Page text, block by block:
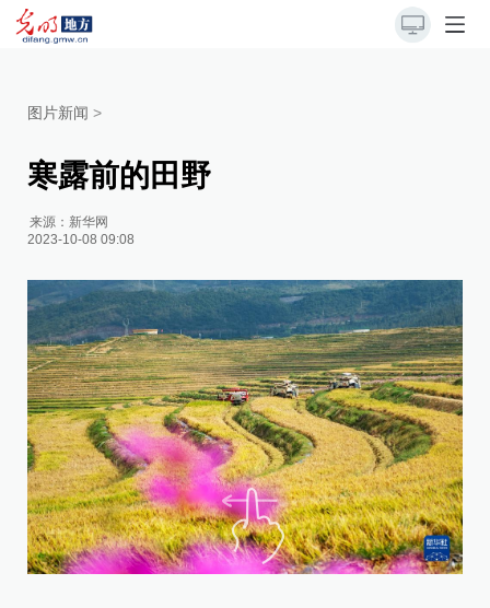
图片新闻 >
寒露前的田野
来源： 新华网
2023-10-08 09:08